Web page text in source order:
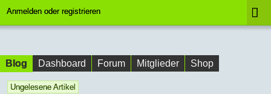
Anmelden oder registrieren
Blog Dashboard Forum Mitglieder Shop
Ungelesene Artikel